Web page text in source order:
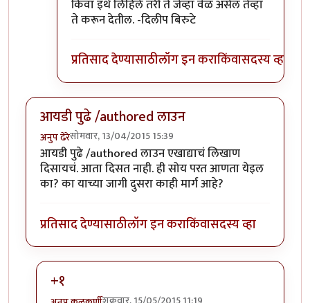
किंवा इथे लिहिले तरी ते जेव्हा वेळ असेल तेव्हा
ते करून देतील. -दिलीप बिरुटे
प्रतिसाद देण्यासाठीलॉग इन कराकिंवासदस्य व्हा
आयडी पुढे /authored लाउन
अनुप ढेरेसोमवार, 13/04/2015 15:39
आयडी पुढे /authored लाउन एखाद्याचं लिखाण
दिसायचं. आता दिसत नाही. ही सोय परत आणता येइल
का? का याच्या जागी दुसरा काही मार्ग आहे?
प्रतिसाद देण्यासाठीलॉग इन कराकिंवासदस्य व्हा
+१